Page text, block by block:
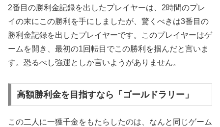
2番目の勝利金記録を出したプレイヤーは、2時間のプレ
イの末にこの勝利を手にしましたが、驚くべきは3番目の
勝利金記録を出したプレイヤーです。このプレイヤーはゲ
ームを開き、最初の1回転目でこの勝利を掴んだと言いま
す。恐るべし強運としか言いようがありません。
高額勝利金を目指すなら「ゴールドラリー」
この二人に一獲千金をもたらしたのは、なんと同じゲーム